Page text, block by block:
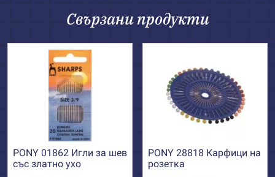
Свързани продукти
PONY 01862 Игли за шев
със златно ухо
PONY 28818 Карфици на
розетка